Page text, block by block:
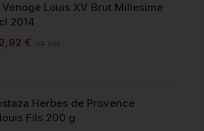
Venoge Louis XV Brut Millesime
2014
€ IVA incl.
Herbes de Provence
Fils 200 g